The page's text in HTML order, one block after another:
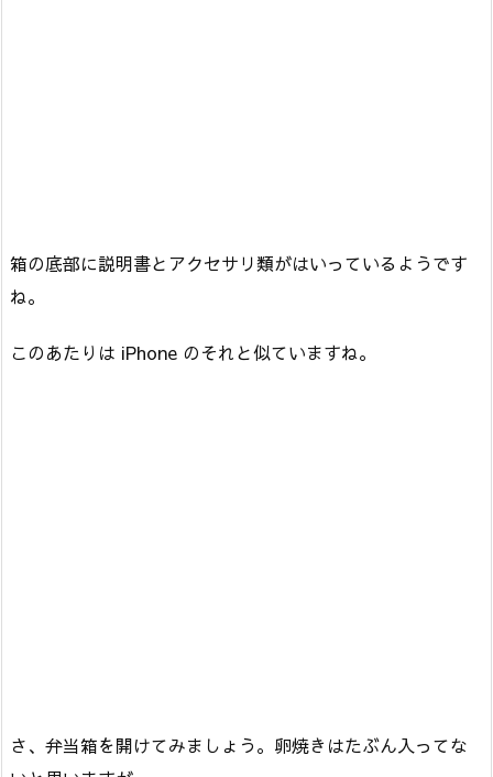
箱の底部に説明書とアクセサリ類がはいっているようです
ね。
このあたりは iPhone のそれと似ていますね。
さ、弁当箱を開けてみましょう。卵焼きはたぶん入ってな